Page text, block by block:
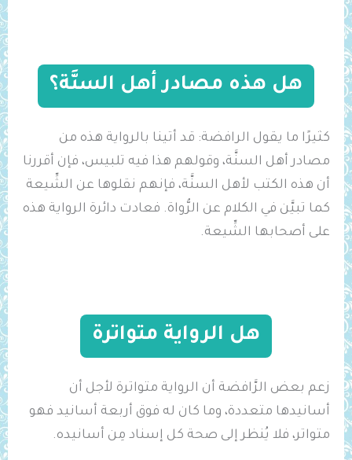
هل هذه مصادر أهل السنَّة؟
كثيرًا ما يقول الرافضة: قد أتينا بالرواية هذه من
مصادر أهل السنَّة، وقولهم هذا فيه تلبيس، فإن أقررنا
أن هذه الكتب لأهل السنَّة، فإنهم نقلوها عن الشِّيعة
كما تبيَّن في الكلام عن الرُّواة. فعادت دائرة الرواية هذه
على أصحابها الشِّيعة.
هل الرواية متواترة
زعم بعض الرَّافضة أن الرواية متواترة لأجل أن
أسانيدها متعددة، وما كان له فوق أربعة أسانيد فهو
متواتر، فلا يُنظر إلى صحة كل إسناد مِن أسانيده.